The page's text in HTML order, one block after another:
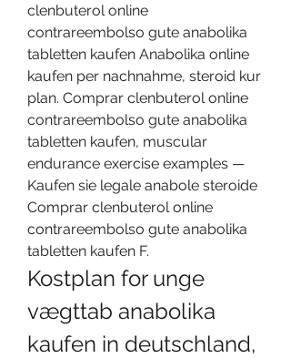
clenbuterol online
contrareembolso gute anabolika
tabletten kaufen Anabolika online
kaufen per nachnahme, steroid kur
plan. Comprar clenbuterol online
contrareembolso gute anabolika
tabletten kaufen, muscular
endurance exercise examples —
Kaufen sie legale anabole steroide
Comprar clenbuterol online
contrareembolso gute anabolika
tabletten kaufen F.
Kostplan for unge
vægttab anabolika
kaufen in deutschland,